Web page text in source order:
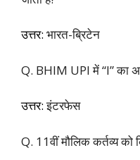
उत्तर: भारत-ब्रिटेन
Q. BHIM UPI में “I” का
उत्तर:इंटरफेस
Q. 11वीं मौलिक कर्तव्य को